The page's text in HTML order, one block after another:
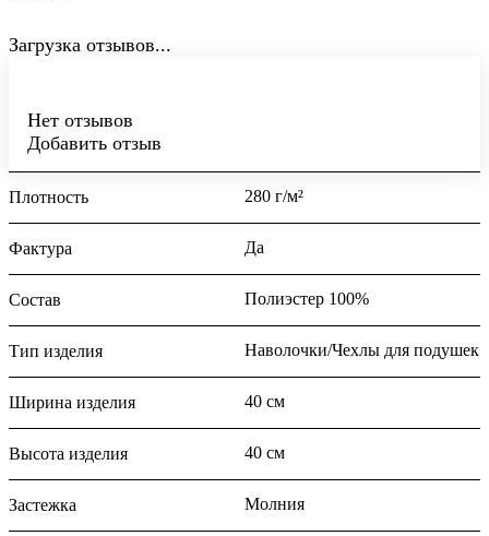
Загрузка отзывов...
Нет отзывов
Добавить отзыв
Плотность 280 г/м²
Фактура Да
Состав Полиэстер 100%
Тип изделия Наволочки/Чехлы для подушек
Ширина изделия 40 см
Высота изделия 40 см
Застежка Молния